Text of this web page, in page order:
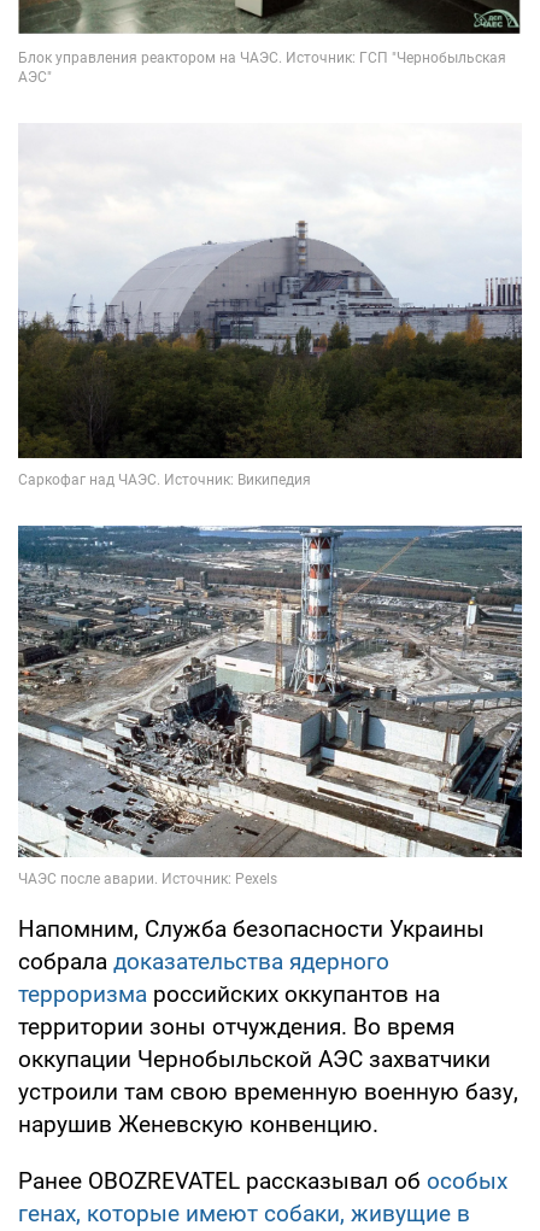
Напомним, Служба безопасности Украины
собрала доказательства ядерного
терроризма российских оккупантов на
территории зоны отчуждения. Во время
оккупации Чернобыльской АЭС захватчики
устроили там свою временную военную базу,
нарушив Женевскую конвенцию.
Ранее OBOZREVATEL рассказывал об особых
генах, которые имеют собаки, живущие в